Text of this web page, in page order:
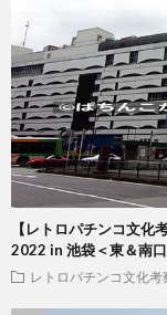
【レトロパチンコ文
2022 in 池袋＜東＆南口
レトロパチンコ文化考